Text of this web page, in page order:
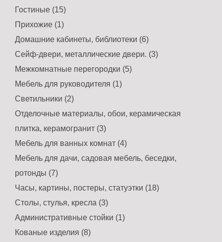
Гостиные (15)
Прихожие (1)
Домашние кабинеты, библиотеки (6)
Сейф-двери, металлические двери. (3)
Межкомнатные перегородки (5)
Мебель для руководителя (1)
Светильники (2)
Отделочные материалы, обои, керамическая
плитка, керамогранит (3)
Мебель для ванных комнат (4)
Мебель для дачи, садовая мебель, беседки,
ротонды (7)
Часы, картины, постеры, статуэтки (18)
Столы, стулья, кресла (3)
Административные стойки (1)
Кованые изделия (8)